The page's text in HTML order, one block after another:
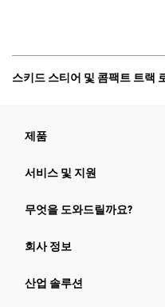
스키드 스티어 및 콤팩트 트랙
제품
서비스 및 지원
무엇을 도와드릴까요?
회사 정보
산업 솔루션